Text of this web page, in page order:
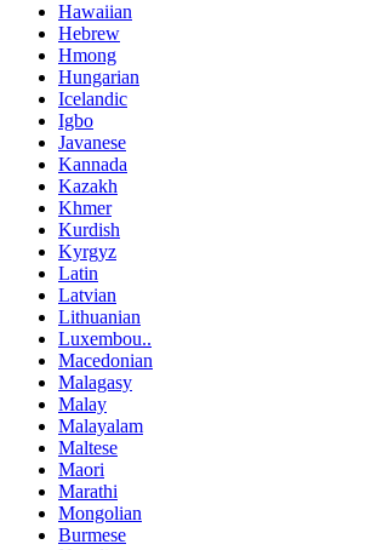
Hawaiian
Hebrew
Hmong
Hungarian
Icelandic
Igbo
Javanese
Kannada
Kazakh
Khmer
Kurdish
Kyrgyz
Latin
Latvian
Lithuanian
Luxembou..
Macedonian
Malagasy
Malay
Malayalam
Maltese
Maori
Marathi
Mongolian
Burmese